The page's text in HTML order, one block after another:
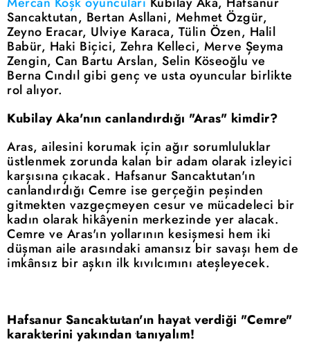
Sancaktutan, Bertan Asllani, Mehmet Özgür,
Zeyno Eracar, Ulviye Karaca, Tülin Özen, Halil
Babür, Haki Biçici, Zehra Kelleci, Merve Şeyma
Zengin, Can Bartu Arslan, Selin Köseoğlu ve
Berna Cındıl gibi genç ve usta oyuncular birlikte
rol alıyor.
Kubilay Aka'nın canlandırdığı "Aras" kimdir?
Aras, ailesini korumak için ağır sorumluluklar
üstlenmek zorunda kalan bir adam olarak izleyici
karşısına çıkacak. Hafsanur Sancaktutan'ın
canlandırdığı Cemre ise gerçeğin peşinden
gitmekten vazgeçmeyen cesur ve mücadeleci bir
kadın olarak hikâyenin merkezinde yer alacak.
Cemre ve Aras'ın yollarının kesişmesi hem iki
düşman aile arasındaki amansız bir savaşı hem de
imkânsız bir aşkın ilk kıvılcımını ateşleyecek.
Hafsanur Sancaktutan'ın hayat verdiği "Cemre"
karakterini yakından tanıyalım!